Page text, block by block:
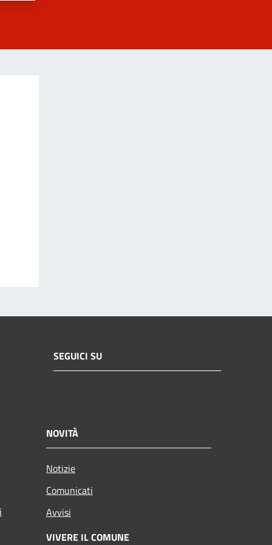
SEGUICI SU
NOVITÀ
Notizie
Comunicati
Avvisi
VIVERE IL COMUNE